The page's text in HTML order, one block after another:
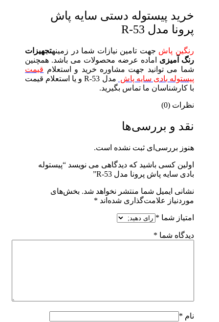
خرید پیستوله دستی سایه پاش
پرونا مدل R-53
رنگین پاش جهت تامین نیازات شما در زمینهتجهیزات
رنگ آمیزی
اماده عرضه محصولات می باشد. همچنین
شما می توانید جهت مشاوره خرید و استعلام قیمت
پیستوله بادی سایه پاش
مدل R-53 و یا استعلام قیمت
با کارشناسان ما تماس بگیرید.
نظرات (0)
نقد و بررسی‌ها
هنوز بررسی‌ای ثبت نشده است.
اولین کسی باشید که دیدگاهی می نویسد “پیستوله
بادی سایه پاش پرونا مدل R-53”
نشانی ایمیل شما منتشر نخواهد شد. بخش‌های
موردنیاز علامت‌گذاری شده‌اند *
امتیاز شما *
دیدگاه شما *
نام *